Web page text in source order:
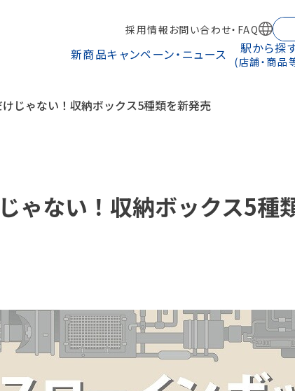
採用情報 お問い合わせ・FAQ
新商品キャンペーン・ニュース 駅から探
(店舗・商品
やこだわりの鉄道グッズ、オンライン限定商品などを取
じゃない！収納ボックス5種類を新発売
ゃない！収納ボックス5種